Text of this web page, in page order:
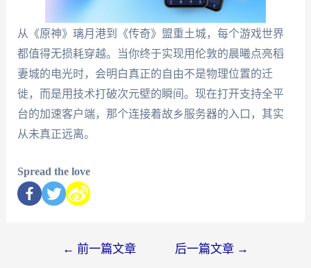
从《原神》璃月港到《传奇》盟重土城，每个游戏世界
都值得无损耗穿越。当你终于实现用伦敦的晨曦点亮稻
妻城的电光时，会明白真正的自由不是物理位置的迁
徙，而是用技术打破次元壁的瞬间。现在打开支持全平
台的加速客户端，那个连接着故乡服务器的入口，其实
从未真正远离。
Spread the love
← 前一篇文章 后一篇文章 →